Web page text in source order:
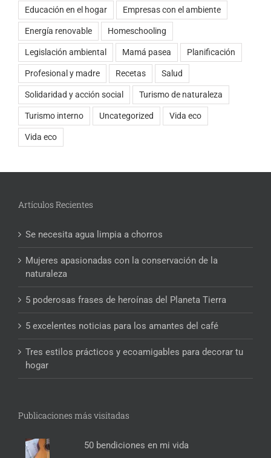
Educación en el hogar Empresas con el ambiente
Energía renovable Homeschooling
Legislación ambiental Mamá pasea Planificación
Profesional y madre Recetas Salud
Solidaridad y acción social Turismo de naturaleza
Turismo interno Uncategorized Vida eco
Vida eco
Artículos Recientes
Se necesita agua limpia a chorros
Mujeres apasionadas con la conservación de la
naturaleza
5 poderosas frases de heroínas del Planeta Tierra
5 excelentes noticias para los amantes del café
Tres estilos prácticos y ecoamigables para decorar tu
hogar
Publicaciones más visitadas
50 bendiciones en mi vida